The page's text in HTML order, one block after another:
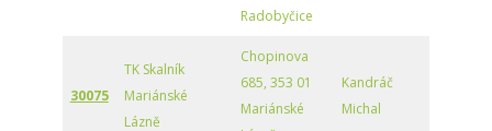
Radobyčice
30075
TK Skalník
Mariánské
Lázně
Chopinova
685, 353 01
Mariánské
Kandráč
Michal